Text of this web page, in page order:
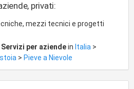
privati:
mezzi tecnici e progetti
Servizi per aziendein Italia >
> Pieve a Nievole